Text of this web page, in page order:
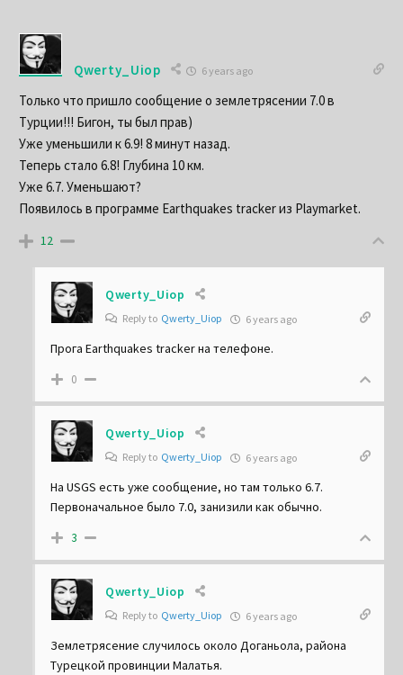
Qwerty_Uiop 6 years ago
Только что пришло сообщение о землетрясении 7.0 в
Турции!!! Бигон, ты был прав)
Уже уменьшили к 6.9! 8 минут назад.
Теперь стало 6.8! Глубина 10 км.
Уже 6.7. Уменьшают?
Появилось в программе Earthquakes tracker из Playmarket.
12
Qwerty_Uiop
Reply to Qwerty_Uiop 6 years ago
Прога Earthquakes tracker на телефоне.
0
Qwerty_Uiop
Reply to Qwerty_Uiop 6 years ago
На USGS есть уже сообщение, но там только 6.7.
Первоначальное было 7.0, занизили как обычно.
3
Qwerty_Uiop
Reply to Qwerty_Uiop 6 years ago
Землетрясение случилось около Доганьола, района
Турецкой провинции Малатья.